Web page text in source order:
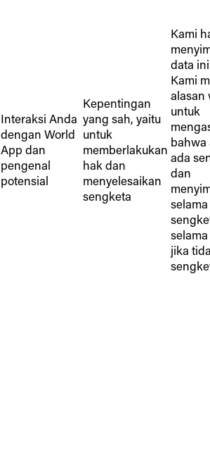
Interaksi Anda
dengan World
App dan
pengenal
potensial
Kepentingan
yang sah, yaitu
untuk
memberlakukan
hak dan
menyelesaikan
sengketa
Kami
data
Kami
alasan
untuk
bahwa
ada
dan
selama
jika